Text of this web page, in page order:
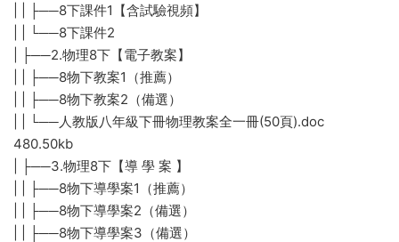
| | ├──8下課件1【含試驗視頻】
| | └──8下課件2
| ├──2.物理8下【電子教案】
| | ├──8物下教案1（推薦）
| | ├──8物下教案2（備選）
| | └──人教版八年級下冊物理教案全一冊(50頁).doc
480.50kb
| ├──3.物理8下【導 學 案 】
| | ├──8物下導學案1（推薦）
| | ├──8物下導學案2（備選）
| | ├──8物下導學案3（備選）